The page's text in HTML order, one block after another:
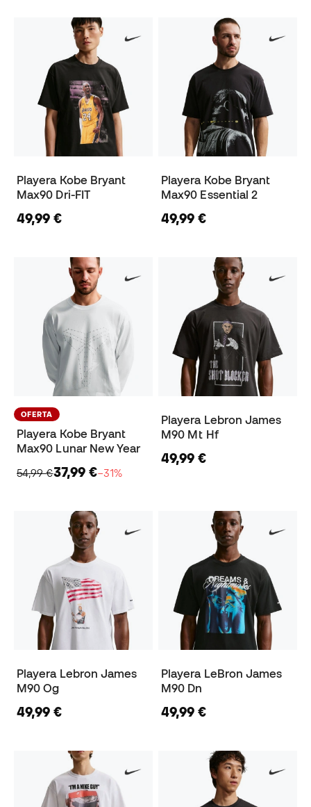
Playera Kobe Bryant
Max90 Dri-FIT
49,99 €
Playera Kobe Bryant
Max90 Essential 2
49,99 €
OFERTA
Playera Kobe Bryant
Max90 Lunar New Year
54,99 €37,99 €−31%
Playera Lebron James
M90 Mt Hf
49,99 €
Playera Lebron James
M90 Og
49,99 €
Playera LeBron James
M90 Dn
49,99 €